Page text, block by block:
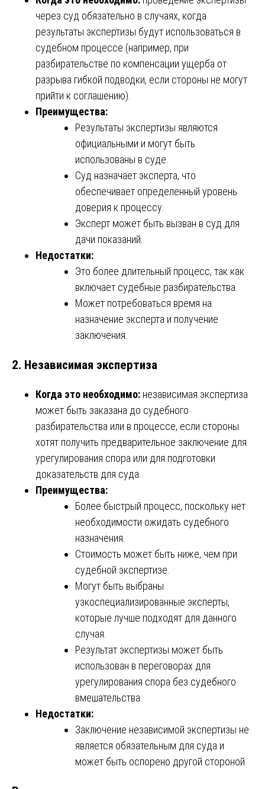
через суд обязательно в случаях, когда
результаты экспертизы будут использоваться в
судебном процессе (например, при
разбирательстве по компенсации ущерба от
разрыва гибкой подводки, если стороны не могут
прийти к соглашению).
Преимущества:
Результаты экспертизы являются
официальными и могут быть
использованы в суде.
Суд назначает эксперта, что
обеспечивает определенный уровень
доверия к процессу.
Эксперт может быть вызван в суд для
дачи показаний.
Недостатки:
Это более длительный процесс, так как
включает судебные разбирательства.
Может потребоваться время на
назначение эксперта и получение
заключения.
2. Независимая экспертиза
Когда это необходимо: независимая экспертиза
может быть заказана до судебного
разбирательства или в процессе, если стороны
хотят получить предварительное заключение для
урегулирования спора или для подготовки
доказательств для суда.
Преимущества:
Более быстрый процесс, поскольку нет
необходимости ожидать судебного
назначения.
Стоимость может быть ниже, чем при
судебной экспертизе.
Могут быть выбраны
узкоспециализированные эксперты,
которые лучше подходят для данного
случая.
Результат экспертизы может быть
использован в переговорах для
урегулирования спора без судебного
вмешательства.
Недостатки:
Заключение независимой экспертизы не
является обязательным для суда и
может быть оспорено другой стороной.